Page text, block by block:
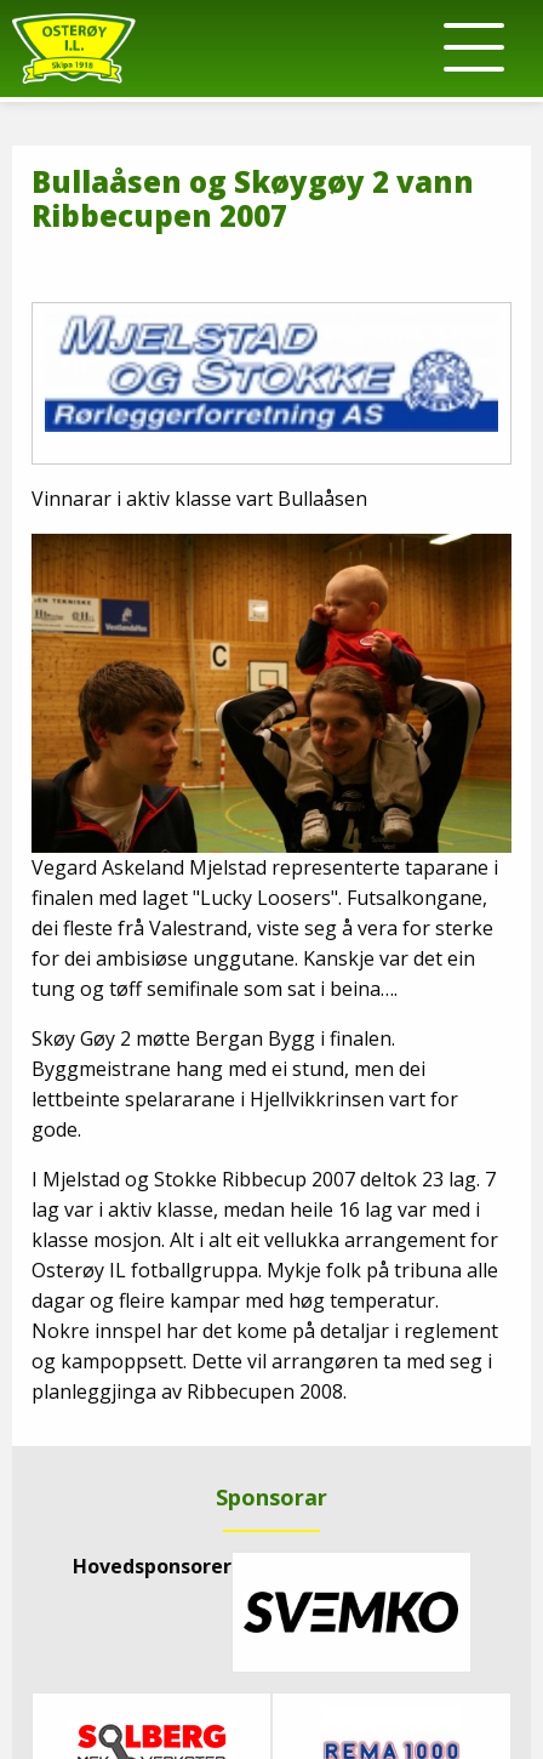
Bullaåsen og Skøygøy 2 vann
Ribbecupen 2007
Vinnarar i aktiv klasse vart Bullaåsen
Vegard Askeland Mjelstad representerte taparane i
finalen med laget "Lucky Loosers". Futsalkongane,
dei fleste frå Valestrand, viste seg å vera for sterke
for dei ambisiøse unggutane. Kanskje var det ein
tung og tøff semifinale som sat i beina….
Skøy Gøy 2 møtte Bergan Bygg i finalen.
Byggmeistrane hang med ei stund, men dei
lettbeinte spelararane i Hjellvikkrinsen vart for
gode.
I Mjelstad og Stokke Ribbecup 2007 deltok 23 lag. 7
lag var i aktiv klasse, medan heile 16 lag var med i
klasse mosjon. Alt i alt eit vellukka arrangement for
Osterøy IL fotballgruppa. Mykje folk på tribuna alle
dagar og fleire kampar med høg temperatur.
Nokre innspel har det kome på detaljar i reglement
og kampoppsett. Dette vil arrangøren ta med seg i
planleggjinga av Ribbecupen 2008.
Sponsorar
Hovedsponsorer